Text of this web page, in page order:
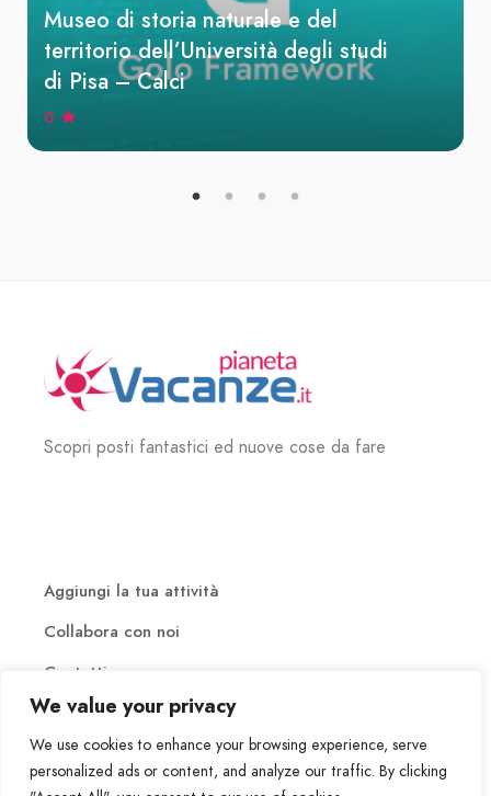
We value your privacy
We use cookies to enhance your browsing experience, serve
personalized ads or content, and analyze our traffic. By clicking
Museo di storia naturale e del
territorio dell’Università degli studi
di Pisa – Calci
0
Scopri posti fantastici ed nuove cose da fare
Aggiungi la tua attività
Collabora con noi
Contatti